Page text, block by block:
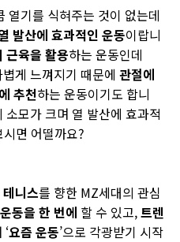
열기를 식혀주는 것이 없는데
발산에 효과적인 운동이랍니
근육을 활용하는 운동인데
게 느껴지기 때문에 관절에
추천하는 운동이기도 합니
모가 크며 열 발산에 효과적
면 어떨까요?
테니스를 향한 MZ세대의 관심
동을 한 번에 할 수 있고,트렌
요즘 운동’으로 각광받기 시작